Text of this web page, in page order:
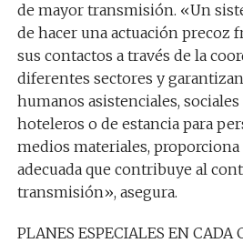
de mayor transmisión. «Un
de hacer una actuación precoz
sus contactos a través de la
diferentes sectores y
humanos asistenciales,
hoteleros o de estancia para
medios materiales, proporciona
adecuada que contribuye al
transmisión», asegura.
PLANES ESPECIALES EN CADA